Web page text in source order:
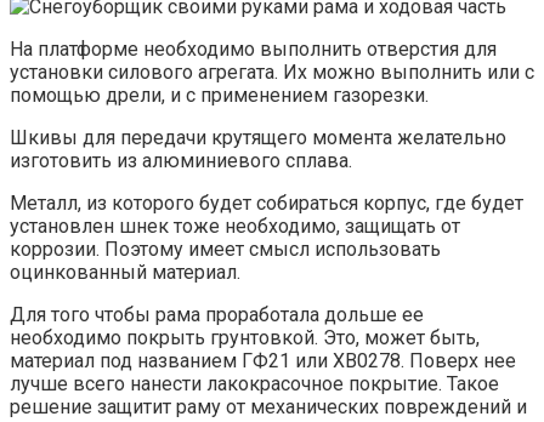
На платформе необходимо выполнить отверстия для
установки силового агрегата. Их можно выполнить или с
помощью дрели, и с применением газорезки.
Шкивы для передачи крутящего момента желательно
изготовить из алюминиевого сплава.
Металл, из которого будет собираться корпус, где будет
установлен шнек тоже необходимо, защищать от
коррозии. Поэтому имеет смысл использовать
оцинкованный материал.
Для того чтобы рама проработала дольше ее
необходимо покрыть грунтовкой. Это, может быть,
материал под названием ГФ21 или ХВ0278. Поверх нее
лучше всего нанести лакокрасочное покрытие. Такое
решение защитит раму от механических повреждений и